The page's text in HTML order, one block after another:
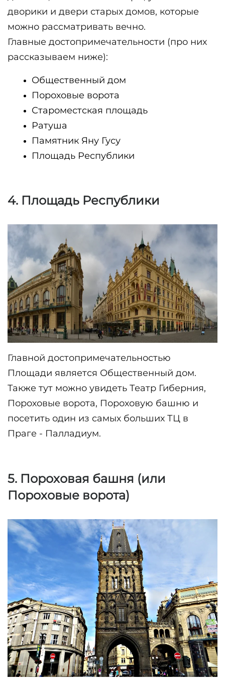
дворики и двери старых домов, которые
Главные достопримечательности (про них
рассказываем ниже):
Общественный дом
Пороховые ворота
Староместская площадь
Ратуша
Памятник Яну Гусу
4. Площадь Республики
Главной достопримечательностью
Площади является Общественный дом.
Также тут можно увидеть Театр Гиберния,
Пороховые ворота, Пороховую башню и
посетить один из самых больших ТЦ в
Праге - Палладиум.
5. Пороховая башня (или
Пороховые ворота)